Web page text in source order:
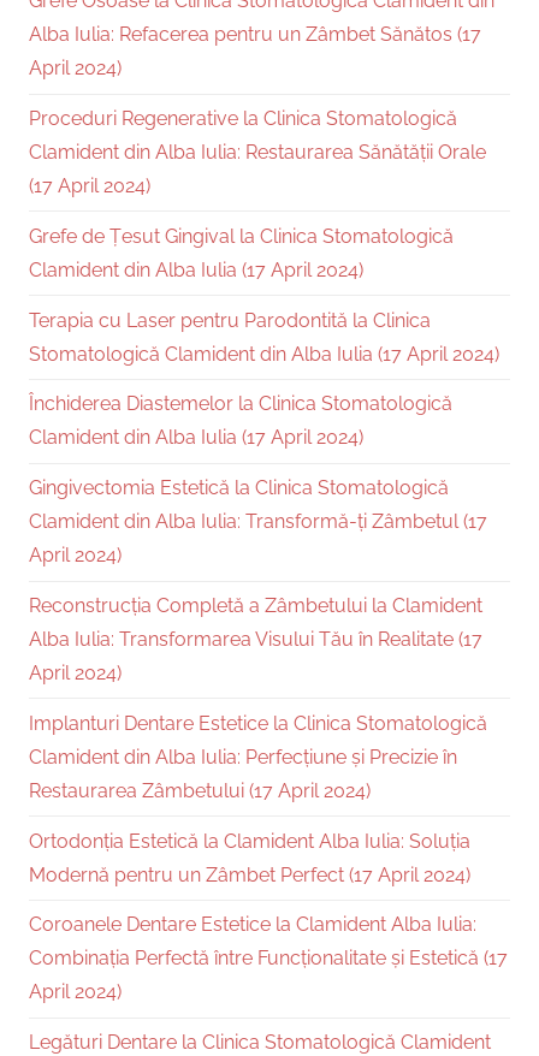
Alba Iulia: Refacerea pentru un Zâmbet Sănătos (17
April 2024)
Proceduri Regenerative la Clinica Stomatologică
Clamident din Alba Iulia: Restaurarea Sănătății Orale
(17 April 2024)
Grefe de Țesut Gingival la Clinica Stomatologică
Clamident din Alba Iulia (17 April 2024)
Terapia cu Laser pentru Parodontită la Clinica
Stomatologică Clamident din Alba Iulia (17 April 2024)
Închiderea Diastemelor la Clinica Stomatologică
Clamident din Alba Iulia (17 April 2024)
Gingivectomia Estetică la Clinica Stomatologică
Clamident din Alba Iulia: Transformă-ți Zâmbetul (17
April 2024)
Reconstrucția Completă a Zâmbetului la Clamident
Alba Iulia: Transformarea Visului Tău în Realitate (17
April 2024)
Implanturi Dentare Estetice la Clinica Stomatologică
Clamident din Alba Iulia: Perfecțiune și Precizie în
Restaurarea Zâmbetului (17 April 2024)
Ortodonția Estetică la Clamident Alba Iulia: Soluția
Modernă pentru un Zâmbet Perfect (17 April 2024)
Coroanele Dentare Estetice la Clamident Alba Iulia:
Combinația Perfectă între Funcționalitate și Estetică (17
April 2024)
Legături Dentare la Clinica Stomatologică Clamident